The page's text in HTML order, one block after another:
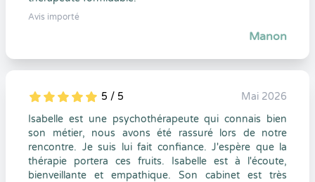
Avis importé
Manon
5
1
5
0 5 / 5
Mai 2026
Isabelle est une psychothérapeute qui connais bien
son métier, nous avons été rassuré lors de notre
rencontre. Je suis lui fait confiance. J'espère que la
thérapie portera ces fruits. Isabelle est à l'écoute,
bienveillante et empathique. Son cabinet est très